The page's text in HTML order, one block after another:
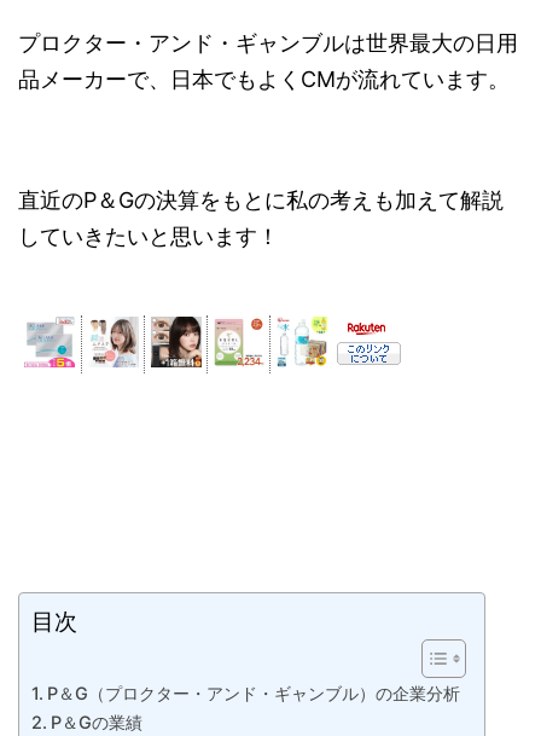
プロクター・アンド・ギャンブルは世界最大の日用
品メーカーで、日本でもよくCMが流れています。
直近のP＆Gの決算をもとに私の考えも加えて解説
していきたいと思います！
目次
P＆G（プロクター・アンド・ギャンブル）の企業分析
P＆Gの業績